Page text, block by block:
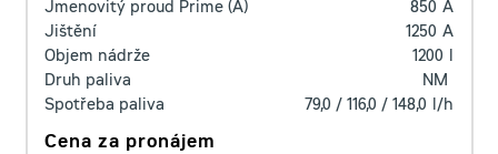
Jmenovitý proud Prime (A)
850 A
Jištění
1250 A
Objem nádrže
1200 l
Druh paliva
NM
Spotřeba paliva
79,0 / 116,0 / 148,0 l/h
Cena za pronájem